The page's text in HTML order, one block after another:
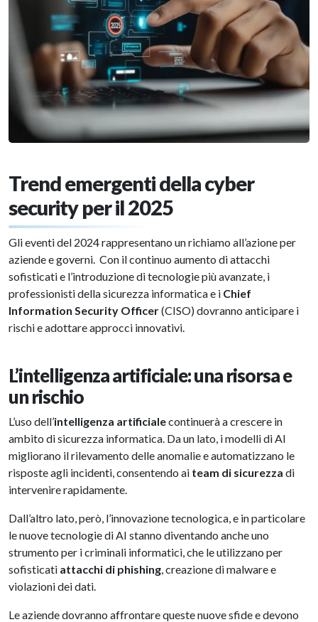
Trend emergenti della cyber
security per il 2025
Gli eventi del 2024 rappresentano un richiamo all’azione per
aziende e governi. Con il continuo aumento di attacchi
sofisticati e l’introduzione di tecnologie più avanzate, i
professionisti della sicurezza informatica e i Chief
Information Security Officer(CISO) dovranno anticipare i
rischi e adottare approcci innovativi.
L’intelligenza artificiale: una risorsa e
un rischio
L’uso dell’intelligenza artificialecontinuerà a crescere in
ambito di sicurezza informatica. Da un lato, i modelli di AI
migliorano il rilevamento delle anomalie e automatizzano le
risposte agli incidenti, consentendo ai team di sicurezza di
intervenire rapidamente.
Dall’altro lato, però, l’innovazione tecnologica, e in particolare
le nuove tecnologie di AI stanno diventando anche uno
strumento per i criminali informatici, che le utilizzano per
sofisticati attacchi di phishing , creazione di malware e
violazioni dei dati.
Le aziende dovranno affrontare queste nuove sfide e devono